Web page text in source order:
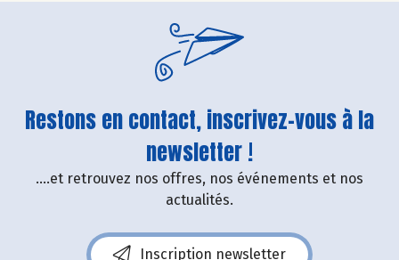
Restons en contact, inscrivez-vous à la
newsletter !
....et retrouvez nos offres, nos événements et nos
actualités.
Inscription newsletter